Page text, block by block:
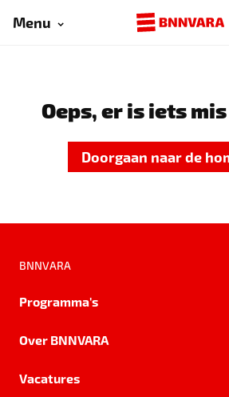
Menu
Oeps, er is iets
Doorgaan naar de
BNNVARA
Programma's
Over BNNVARA
Vacatures